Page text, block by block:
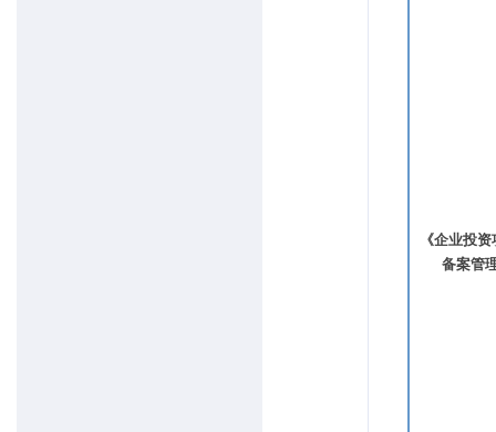
《企业投
备案管